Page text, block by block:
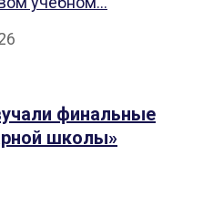
финальные
школы»